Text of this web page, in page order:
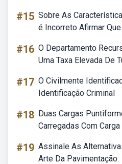
#15 Sobre As
é Incorreto Afirmar Que
#16 O Departamento
Uma Taxa Elevada De
#17 O Civilmente
Identificação Criminal
#18 Duas Cargas
Carregadas Com
#19 Assinale As
Arte Da Pavimentação: